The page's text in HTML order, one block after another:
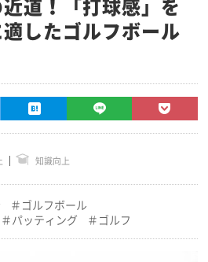
道！「打球感」を
したゴルフボール
知識向上
ゴルフボール
パッティング ゴルフ